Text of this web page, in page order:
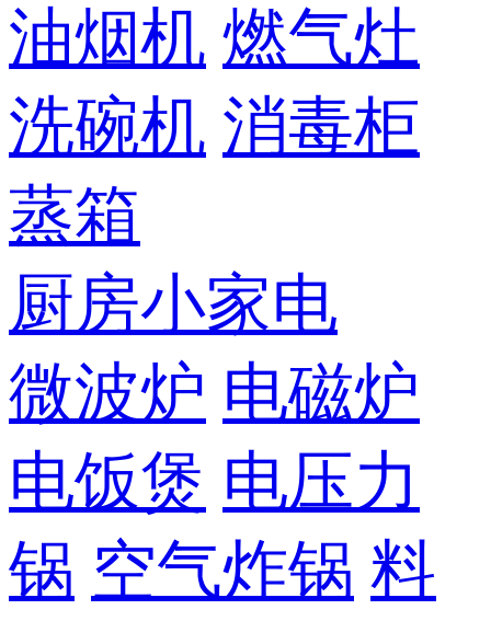
油烟机 燃气灶
洗碗机 消毒柜
蒸箱
厨房小家电
微波炉 电磁炉
电饭煲 电压力
锅 空气炸锅 料